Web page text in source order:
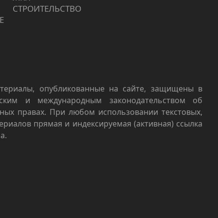
СТРОИТЕЛЬСТВО
опубликованные на сайте, защищены в
и международным законодательством об
правах. При любом использовании текстовых,
прямая и индексируемая (активная) ссылка